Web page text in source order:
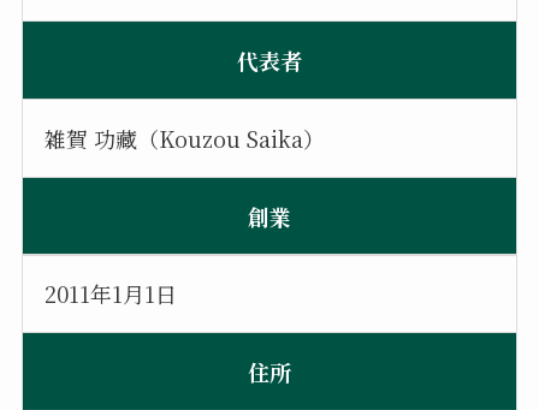
代表者
雑賀 功藏（Kouzou Saika）
創業
2011年1月1日
住所